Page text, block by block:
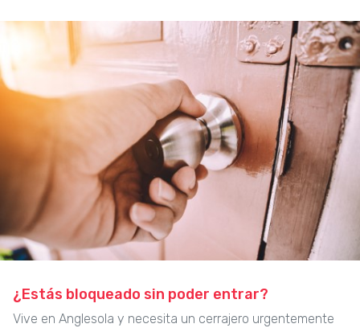
¿Estás bloqueado sin poder entrar?
Vive en Anglesola y necesita un cerrajero urgentemente